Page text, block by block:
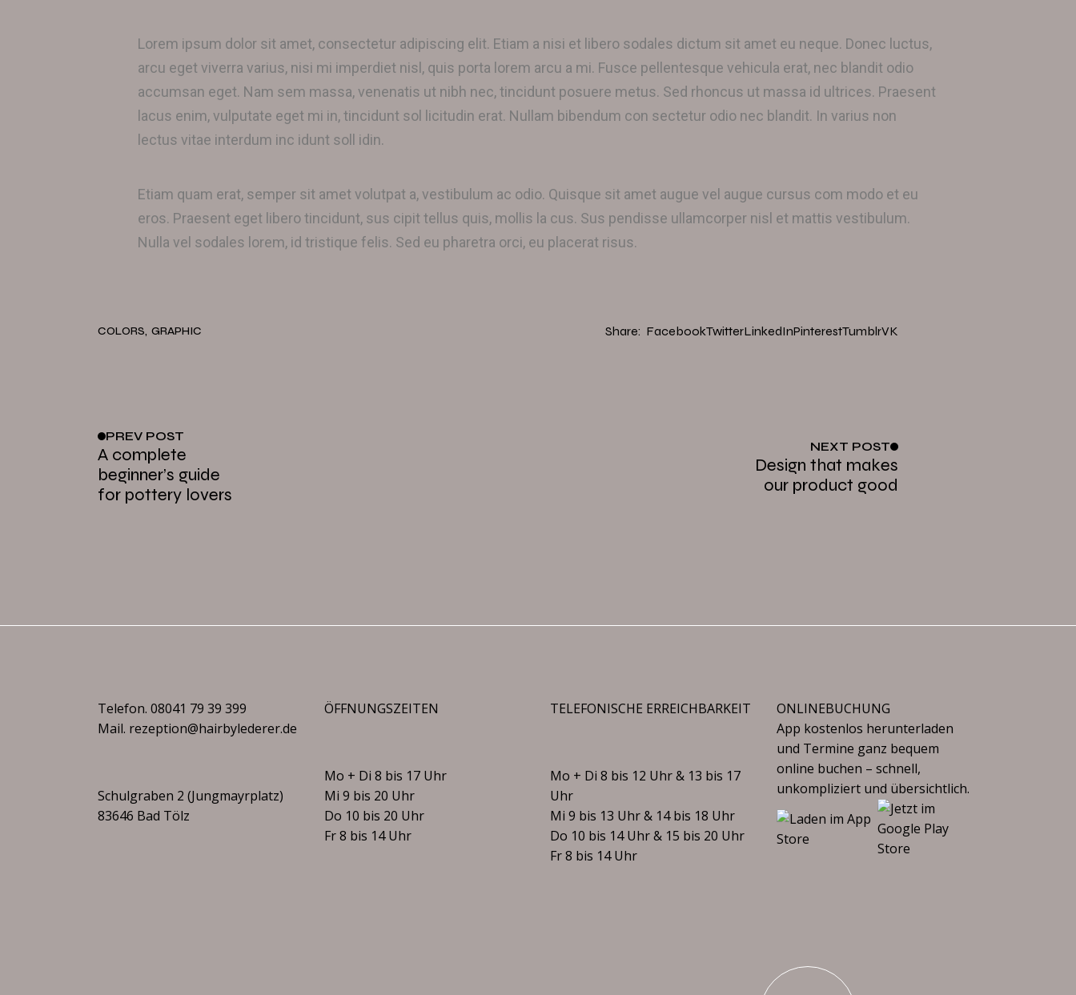
Lorem ipsum dolor sit amet, consectetur adipiscing elit. Etiam a nisi et libero sodales dictum sit amet eu neque. Donec luctus,
arcu eget viverra varius, nisi mi imperdiet nisl, quis porta lorem arcu a mi. Fusce pellentesque vehicula erat, nec blandit odio
accumsan eget. Nam sem massa, venenatis ut nibh nec, tincidunt posuere metus. Sed rhoncus ut massa id ultrices. Praesent
lacus enim, vulputate eget mi in, tincidunt sol licitudin erat. Nullam bibendum con sectetur odio nec blandit. In varius non
lectus vitae interdum inc idunt soll idin.
Etiam quam erat, semper sit amet volutpat a, vestibulum ac odio. Quisque sit amet augue vel augue cursus com modo et eu
eros. Praesent eget libero tincidunt, sus cipit tellus quis, mollis la cus. Sus pendisse ullamcorper nisl et mattis vestibulum.
Nulla vel sodales lorem, id tristique felis. Sed eu pharetra orci, eu placerat risus.
COLORS GRAPHIC Share: FacebookTwitterLinkedInPinterestTumblrVK
PREV POST
A complete
beginner’s guide
for pottery lovers
NEXT POST
Design that makes
our product good
Telefon. 08041 79 39 399
Mail. rezeption@hairbylederer.de
Schulgraben 2 (Jungmayrplatz)
83646 Bad Tölz
ÖFFNUNGSZEITEN
Mo + Di 8 bis 17 Uhr
Mi 9 bis 20 Uhr
Do 10 bis 20 Uhr
Fr 8 bis 14 Uhr
TELEFONISCHE ERREICHBARKEIT
Mo + Di 8 bis 12 Uhr & 13 bis 17
Uhr
Mi 9 bis 13 Uhr & 14 bis 18 Uhr
Do 10 bis 14 Uhr & 15 bis 20 Uhr
Fr 8 bis 14 Uhr
ONLINEBUCHUNG
App kostenlos herunterladen
und Termine ganz bequem
online buchen – schnell,
unkompliziert und übersichtlich.